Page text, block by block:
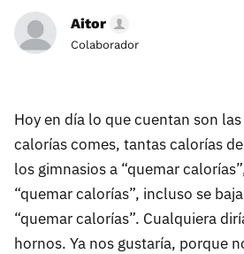
Aitor
Colaborador
Hoy en día lo que cuentan son
calorías comes, tantas calorías
los gimnasios a “quemar
“quemar calorías”, incluso se
“quemar calorías”. Cualquiera
hornos. Ya nos gustaría, porque